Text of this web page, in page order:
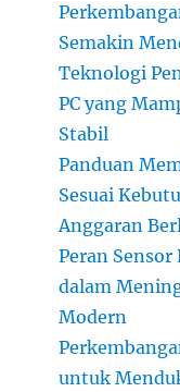
Semakin
Teknologi
PC yang
Stabil
Panduan
Sesuai
Anggaran
Peran Sensor
dalam
Modern
untuk